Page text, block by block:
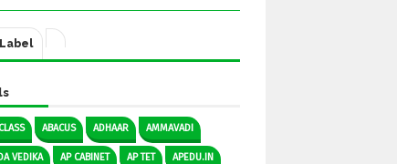
Label
ABACUS ADHAAR AMMAVADI
VEDIKA AP CABINET AP TET APEDU.IN